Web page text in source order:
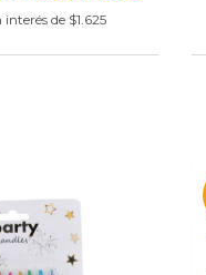
interés de $1.625